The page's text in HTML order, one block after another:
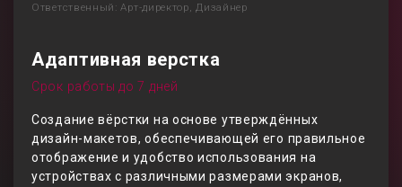
Ответственный: Арт-директор, Дизайнер
Адаптивная верстка
Срок работы до 7 дней
Создание вёрстки на основе утверждённых
дизайн-макетов, обеспечивающей его правильное
отображение и удобство использования на
устройствах с различными размерами экранов,